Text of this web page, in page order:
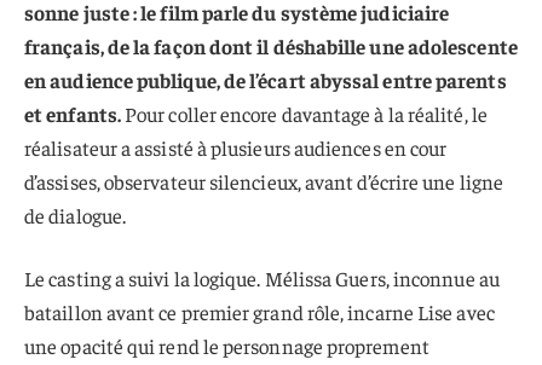
sonne juste : le film parle du système judiciaire
français, de la façon dont il déshabille une adolescente
en audience publique, de l’écart abyssal entre parents
et enfants.Pour coller encore davantage à la réalité, le
réalisateur a assisté à plusieurs audiences en cour
d’assises, observateur silencieux, avant d’écrire une ligne
de dialogue.
Le casting a suivi la logique. Mélissa Guers, inconnue au
bataillon avant ce premier grand rôle, incarne Lise avec
une opacité qui rend le personnage proprement